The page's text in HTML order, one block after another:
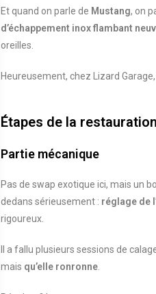
Et quand on parle de Mustang, on
d’échappement inox flambant
oreilles.
Heureusement, chez Lizard
Étapes de la restauration
Partie mécanique
Pas de swap exotique ici, mais un
dedans sérieusement : réglage de
rigoureux.
Il a fallu plusieurs sessions de
mais qu’elle ronronne